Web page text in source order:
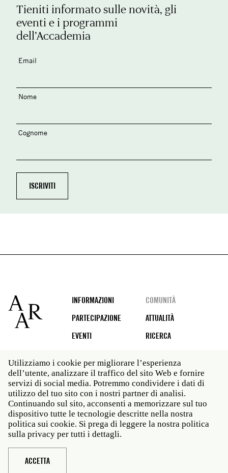
Tieniti informato sulle novità, gli
eventi e i programmi
dell’Accademia
Email
Nome
Cognome
Footer
INFORMAZIONI
COMUNITÀ
PARTECIPAZIONE
ATTUALITÀ
EVENTI
RICERCA
Social
media
Roma: Via Angelo Masina 5 00153 Roma ITALIA · t 39
06 58461 · f 39 06 5810788
New York: 535 West 22nd Street Third Floor New York
NY 10011 · t 212 751 7200 · f 212 751 7220
Politica sulla privacy
Utilizziamo i cookie per migliorare l’esperienza
dell’utente, analizzare il traffico del sito Web e fornire
servizi di social media. Potremmo condividere i dati di
utilizzo del tuo sito con i nostri partner di analisi.
Continuando sul sito, acconsenti a memorizzare sul tuo
dispositivo tutte le tecnologie descritte nella nostra
politica sui cookie. Si prega di leggere la nostra politica
sulla privacy per tutti i dettagli.
ACCETTA